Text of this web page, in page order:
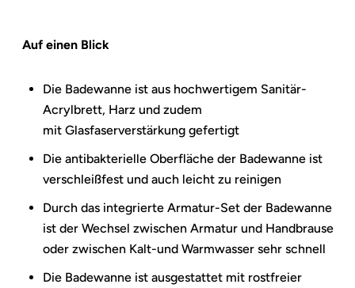
Auf einen Blick
Die Badewanne ist aus hochwertigem Sanitär-
Acrylbrett, Harz und zudem
mit Glasfaserverstärkung gefertigt
Die antibakterielle Oberfläche der Badewanne ist
verschleißfest und auch leicht zu reinigen
Durch das integrierte Armatur-Set der Badewanne
ist der Wechsel zwischen Armatur und Handbrause
oder zwischen Kalt-und Warmwasser sehr schnell
Die Badewanne ist ausgestattet mit rostfreier